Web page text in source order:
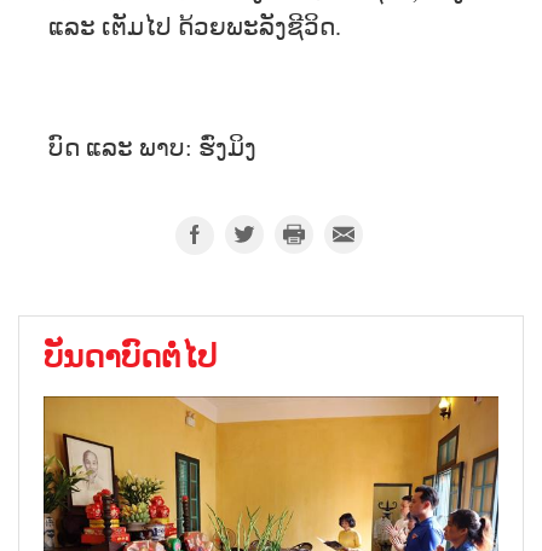
ແລະ ເຕັມໄປ ດ້ວຍພະລັງຊີວິດ.
ບົດ ແລະ ພາບ: ຮົ່ງມິງ
ບັນດາບົດຕໍ່ໄປ